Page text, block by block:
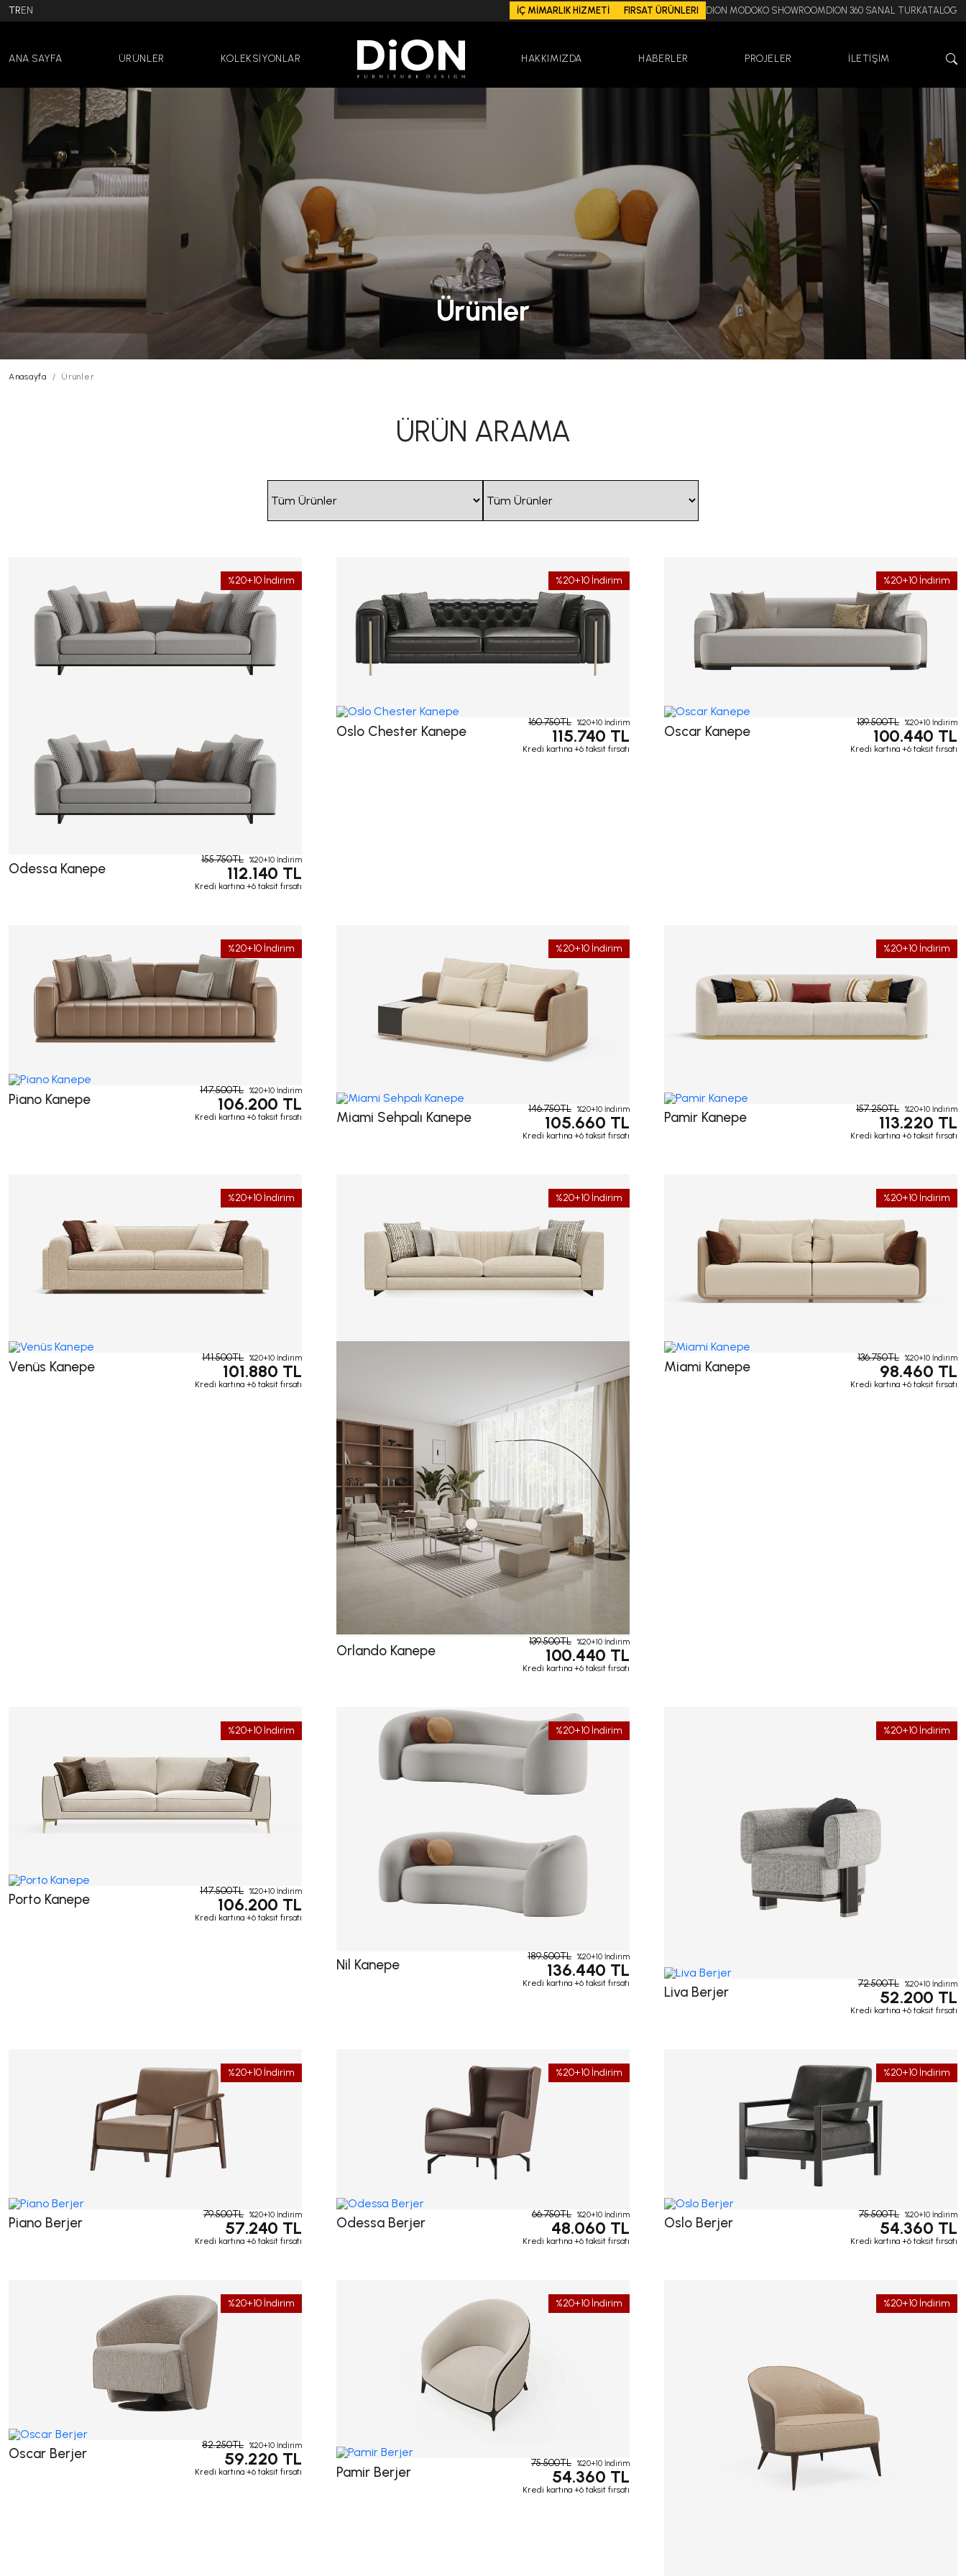
TREN İÇ MİMARLIK HİZMETİ FIRSAT ÜRÜNLERI DION MODOKO SHOWROOM DION 360 SANAL TUR KATALOG
ANA SAYFA ÜRÜNLER KOLEKSİYONLAR HAKKIMIZDA HABERLER PROJELER İLETİŞİM
Ürünler
Anasayfa Ürünler
ÜRÜN ARAMA
%20+10 İndirim
Odessa Kanepe
155.750TL %20+10 İndirim
112.140 TL
Kredi kartına +6 taksit fırsatı
%20+10 İndirim
Oslo Chester Kanepe
160.750TL %20+10 İndirim
115.740 TL
Kredi kartına +6 taksit fırsatı
%20+10 İndirim
Oscar Kanepe
139.500TL %20+10 İndirim
100.440 TL
Kredi kartına +6 taksit fırsatı
%20+10 İndirim
Piano Kanepe
147.500TL %20+10 İndirim
106.200 TL
Kredi kartına +6 taksit fırsatı
%20+10 İndirim
Miami Sehpalı Kanepe
146.750TL %20+10 İndirim
105.660 TL
Kredi kartına +6 taksit fırsatı
%20+10 İndirim
Pamir Kanepe
157.250TL %20+10 İndirim
113.220 TL
Kredi kartına +6 taksit fırsatı
%20+10 İndirim
Venüs Kanepe
141.500TL %20+10 İndirim
101.880 TL
Kredi kartına +6 taksit fırsatı
%20+10 İndirim
Orlando Kanepe
139.500TL %20+10 İndirim
100.440 TL
Kredi kartına +6 taksit fırsatı
%20+10 İndirim
Miami Kanepe
136.750TL %20+10 İndirim
98.460 TL
Kredi kartına +6 taksit fırsatı
%20+10 İndirim
Porto Kanepe
147.500TL %20+10 İndirim
106.200 TL
Kredi kartına +6 taksit fırsatı
%20+10 İndirim
Nil Kanepe
189.500TL %20+10 İndirim
136.440 TL
Kredi kartına +6 taksit fırsatı
%20+10 İndirim
Liva Berjer
72.500TL %20+10 İndirim
52.200 TL
Kredi kartına +6 taksit fırsatı
%20+10 İndirim
Piano Berjer
79.500TL %20+10 İndirim
57.240 TL
Kredi kartına +6 taksit fırsatı
%20+10 İndirim
Odessa Berjer
66.750TL %20+10 İndirim
48.060 TL
Kredi kartına +6 taksit fırsatı
%20+10 İndirim
Oslo Berjer
75.500TL %20+10 İndirim
54.360 TL
Kredi kartına +6 taksit fırsatı
%20+10 İndirim
Oscar Berjer
82.250TL %20+10 İndirim
59.220 TL
Kredi kartına +6 taksit fırsatı
%20+10 İndirim
Pamir Berjer
75.500TL %20+10 İndirim
54.360 TL
Kredi kartına +6 taksit fırsatı
%20+10 İndirim